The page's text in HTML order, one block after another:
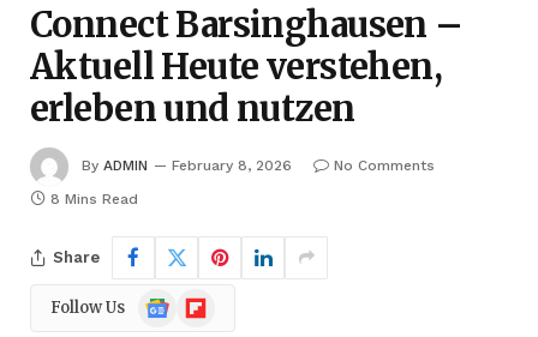
Connect Barsinghausen –
Aktuell Heute verstehen,
erleben und nutzen
By ADMIN February 8, 2026
No Comments
8 Mins Read
Share
Follow Us
Google
News
Flipboard